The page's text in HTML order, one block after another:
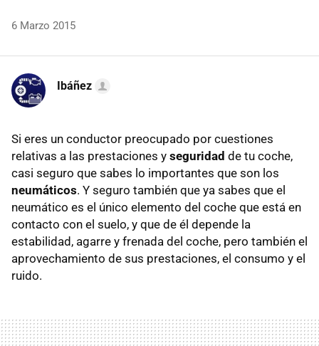
6 Marzo 2015
Ibáñez
Si eres un conductor preocupado por cuestiones
relativas a las prestaciones y seguridad de tu coche,
casi seguro que sabes lo importantes que son los
neumáticos. Y seguro también que ya sabes que el
neumático es el único elemento del coche que está en
contacto con el suelo, y que de él depende la
estabilidad, agarre y frenada del coche, pero también el
aprovechamiento de sus prestaciones, el consumo y el
ruido.